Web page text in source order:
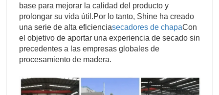
base para mejorar la calidad del producto y
prolongar su vida útil.Por lo tanto, Shine ha creado
una serie de alta eficienciasecadores de chapaCon
el objetivo de aportar una experiencia de secado sin
precedentes a las empresas globales de
procesamiento de madera.